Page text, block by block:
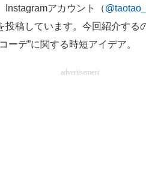
アカウント（
稿しています。今回紹介する
ーデ”に関する時短アイデア。
advertisement